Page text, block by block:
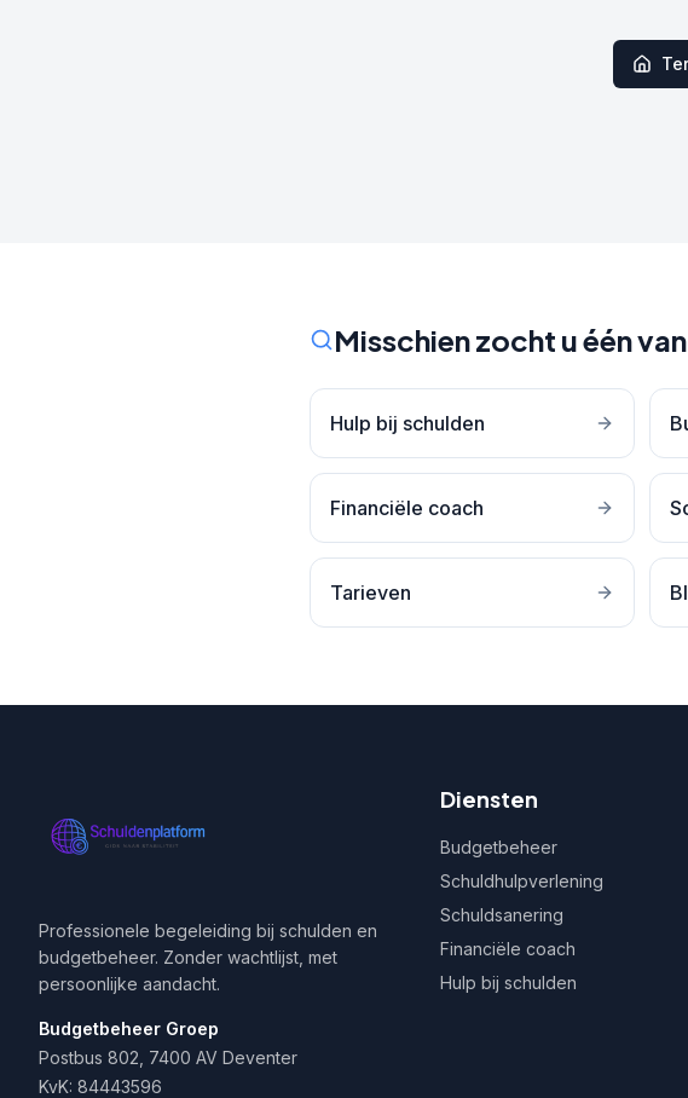
Misschien zocht u één
Hulp bij schulden
Financiële coach
Tarieven
Professionele begeleiding bij schulden en
budgetbeheer. Zonder wachtlijst, met
persoonlijke aandacht.
Budgetbeheer Groep
Postbus 802, 7400 AV Deventer
KvK: 84443596
Diensten
Budgetbeheer
Schuldhulpverlening
Schuldsanering
Financiële coach
Hulp bij schulden